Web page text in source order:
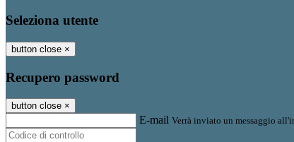
Seleziona utente
button close ×
Recupero password
button close ×
E-mail Verrà inviato un messaggio